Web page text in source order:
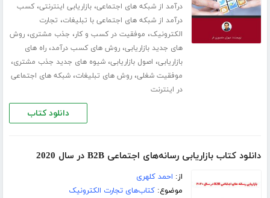
درآمد از شبکه های اجتماعی،بازاریابی اینترنتی،کسب
درآمد از شبکه های اجتماعی با تبلیغات، تجارت
الکترونیک، موفقیت در کسب و کار، جذب مشتری،روش
های جدید بازاریابی،روش های کسب درآمد،راه های
بازاریابی، اصول بازاریابی،شیوه های جدید جذب مشتری،
موفقیت شغلی،روش های تبلیغات،شبکه های اجتماعی
در اینترنت
دانلود کتاب
دانلود کتاب بازاریابی رسانه‌های اجتماعی B2B در سال 2020
از: احمد کلهری
موضوع:کتاب‌های تجارت الکترونیک